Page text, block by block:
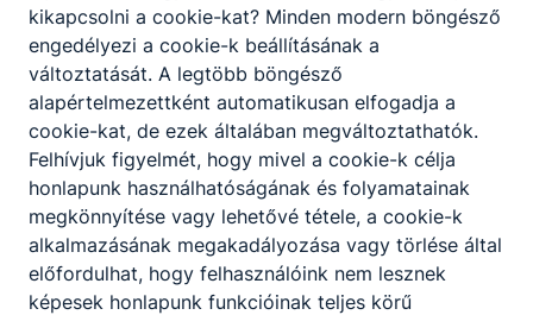
gyengeáramú hálózatot létesít;
hagyományos és intelligens épület villamos
berendezését szereli, javítja, karbantartja,
kezelését betanítja;
egyszerű multimédiás és kommunikációs
alkalmazásokat kezel, terveket, műszaki
leírásokat olvas, értelmez;
kisgépeket, mérőműszereket,
kéziszerszámokat használ a technológiai
alapműveleteknél.
kikapcsolni a cookie-kat? Minden modern böngésző
engedélyezi a cookie-k beállításának a
változtatását. A legtöbb böngésző
alapértelmezettként automatikusan elfogadja a
cookie-kat, de ezek általában megváltoztathatók.
Felhívjuk figyelmét, hogy mivel a cookie-k célja
honlapunk használhatóságának és folyamatainak
megkönnyítése vagy lehetővé tétele, a cookie-k
alkalmazásának megakadályozása vagy törlése által
előfordulhat, hogy felhasználóink nem lesznek
képesek honlapunk funkcióinak teljes körű